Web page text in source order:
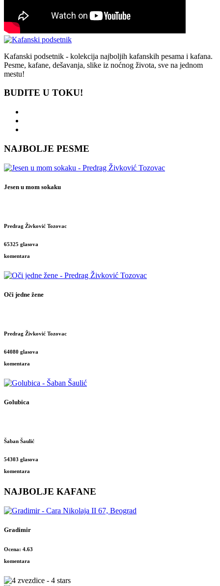
Kafanski podsetnik - kolekcija najboljih kafanskih pesama i kafana.
Pesme, kafane, dešavanja, slike iz noćnog života, sve na jednom
mestu!
BUDITE U TOKU!
NAJBOLJE PESME
Jesen u mom sokaku
Predrag Živković Tozovac
65325 glasova
komentara
Oči jedne žene
Predrag Živković Tozovac
64080 glasova
komentara
Golubica
Šaban Šaulić
54303 glasova
komentara
NAJBOLJE KAFANE
Gradimir
Ocena: 4.63
komentara